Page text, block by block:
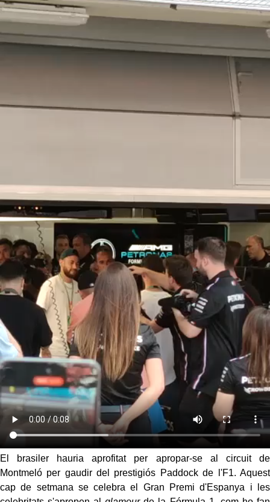
El brasiler hauria aprofitat per apropar-se al circuit de
Montmeló per gaudir del prestigiós Paddock de l'F1. Aquest
cap de setmana se celebra el Gran Premi d'Espanya i les